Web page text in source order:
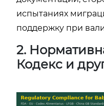
испытаниях
поддержку при
2.
Кодекс и